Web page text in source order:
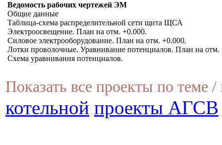
Ведомость рабочих чертежей ЭМ
Общие данные
Таблица-схема распределительной сети щита ЩСА
Электроосвещение. План на отм. +0.000.
Силовое электрооборудование. План на отм. +0.000.
Лотки проволочные. Уравнивание потенциалов. План на отм.
Схема уравнивания потенциалов.
Показать все проекты по теме /
котельной проекты АГСВ